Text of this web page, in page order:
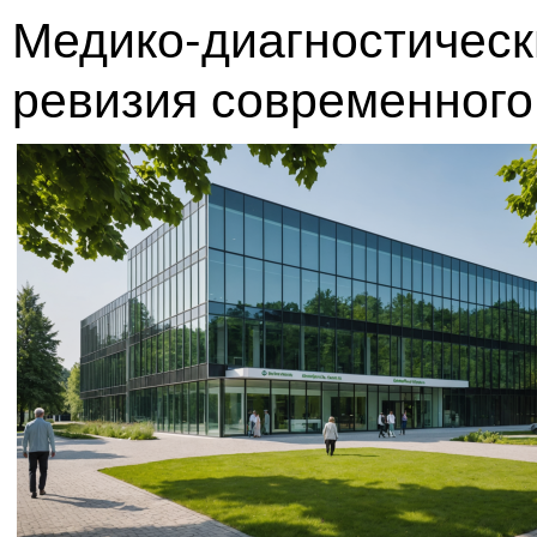
Медико-
ревизия